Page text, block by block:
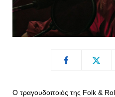
Ο τραγουδοποιός της Folk &